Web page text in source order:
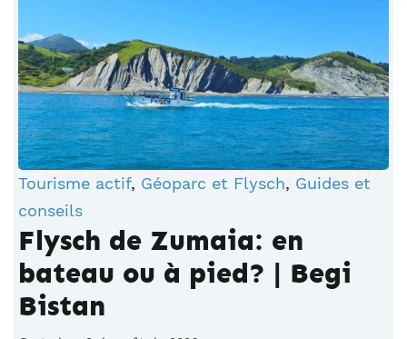
Tourisme actif, Géoparc et Flysch, Guides et
conseils
Flysch de Zumaia: en
bateau ou à pied? | Begi
Bistan